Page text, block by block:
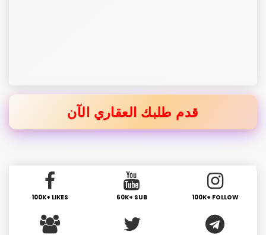
قدم طلبك العقاري الآن
100K+ LIKES 60K+ SUB 100K+ FOLLOW